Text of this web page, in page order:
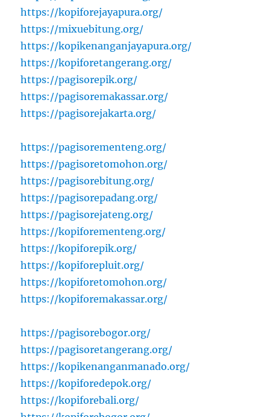
https://kopiforejayapura.org/
https://mixuebitung.org/
https://kopikenanganjayapura.org/
https://kopiforetangerang.org/
https://pagisorepik.org/
https://pagisoremakassar.org/
https://pagisorejakarta.org/
https://pagisorementeng.org/
https://pagisoretomohon.org/
https://pagisorebitung.org/
https://pagisorepadang.org/
https://pagisorejateng.org/
https://kopiforementeng.org/
https://kopiforepik.org/
https://kopiforepluit.org/
https://kopiforetomohon.org/
https://kopiforemakassar.org/
https://pagisorebogor.org/
https://pagisoretangerang.org/
https://kopikenanganmanado.org/
https://kopiforedepok.org/
https://kopiforebali.org/